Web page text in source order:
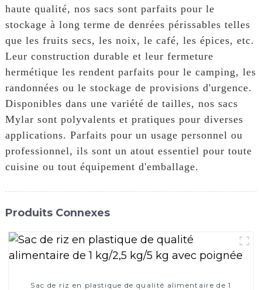
haute qualité, nos sacs sont parfaits pour le
stockage à long terme de denrées périssables telles
que les fruits secs, les noix, le café, les épices, etc.
Leur construction durable et leur fermeture
hermétique les rendent parfaits pour le camping, les
randonnées ou le stockage de provisions d'urgence.
Disponibles dans une variété de tailles, nos sacs
Mylar sont polyvalents et pratiques pour diverses
applications. Parfaits pour un usage personnel ou
professionnel, ils sont un atout essentiel pour toute
cuisine ou tout équipement d'emballage.
Produits Connexes
Sac de riz en plastique de qualité alimentaire de 1